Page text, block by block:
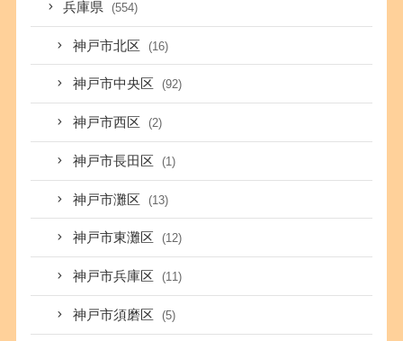
兵庫県 (554)
神戸市北区 (16)
神戸市中央区 (92)
神戸市西区 (2)
神戸市長田区 (1)
神戸市灘区 (13)
神戸市東灘区 (12)
神戸市兵庫区 (11)
神戸市須磨区 (5)